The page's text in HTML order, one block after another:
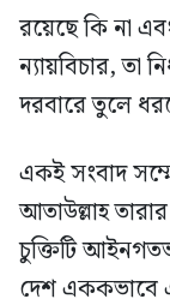
রয়েছে কি না
ন্যায়বিচার, তা
দরবারে তুলে
একই সংবাদ
আতাউল্লাহ
চুক্তিটি
দেশ এককভাবে